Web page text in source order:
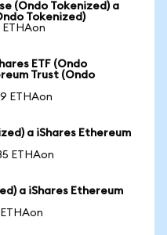
(Ondo Tokenized) a
Tokenized)
ETF (Ondo
Trust (Ondo
ETHAon
a iShares Ethereum
ETHAon
a iShares Ethereum